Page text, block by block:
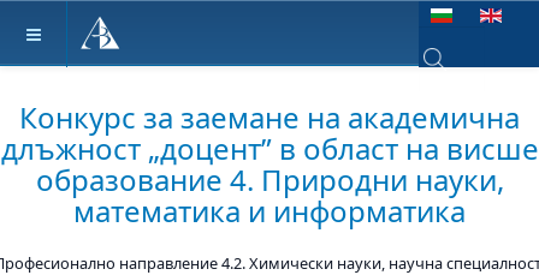
Изберете език
Конкурс за заемане на академична
длъжност „доцент” в област на висше
образование 4. Природни науки,
математика и информатика
направление 4.2. Химически науки, научна